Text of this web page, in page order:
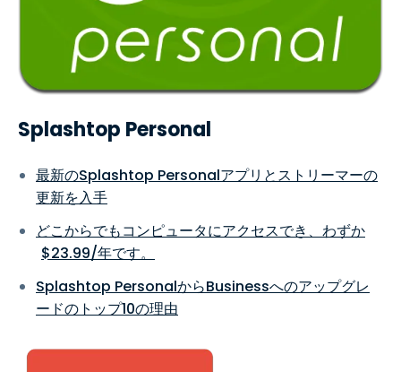
Splashtop Personal
最新のSplashtop Personalアプリとストリーマーの
更新を入手
どこからでもコンピュータにアクセスでき、わずか
$23.99/年です。
Splashtop PersonalからBusinessへのアップグレ
ードのトップ10の理由